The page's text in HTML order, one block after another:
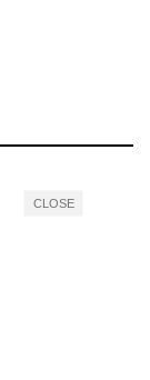
CLOSE